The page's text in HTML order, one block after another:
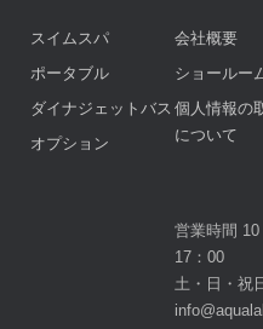
スイムスパ
ポータブル
ダイナジェットバス
オプション
会社概要
ショールー
個人情報の
について
営業時間 10
17：00
土・日・祝